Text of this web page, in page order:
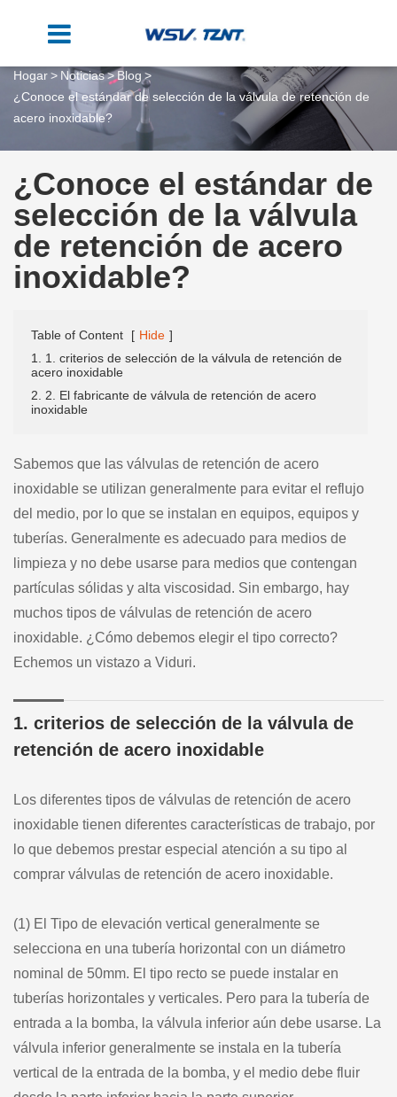
Hogar Noticias
Blog
¿Conoce el estándar de selección de la válvula de retención de
acero inoxidable?
¿Conoce el estándar de
selección de la válvula
de retención de acero
inoxidable?
Table of Content [ Hide ]
1. 1. criterios de selección de la válvula de retención de
acero inoxidable
2. 2. El fabricante de válvula de retención de acero
inoxidable
Sabemos que las válvulas de retención de acero
inoxidable se utilizan generalmente para evitar el reflujo
del medio, por lo que se instalan en equipos, equipos y
tuberías. Generalmente es adecuado para medios de
limpieza y no debe usarse para medios que contengan
partículas sólidas y alta viscosidad. Sin embargo, hay
muchos tipos de válvulas de retención de acero
inoxidable. ¿Cómo debemos elegir el tipo correcto?
Echemos un vistazo a Viduri.
1. criterios de selección de la válvula de
retención de acero inoxidable
Los diferentes tipos de válvulas de retención de acero
inoxidable tienen diferentes características de trabajo, por
lo que debemos prestar especial atención a su tipo al
comprar válvulas de retención de acero inoxidable.
(1) El Tipo de elevación vertical generalmente se
selecciona en una tubería horizontal con un diámetro
nominal de 50mm. El tipo recto se puede instalar en
tuberías horizontales y verticales. Pero para la tubería de
entrada a la bomba, la válvula inferior aún debe usarse. La
válvula inferior generalmente se instala en la tubería
vertical de la entrada de la bomba, y el medio debe fluir